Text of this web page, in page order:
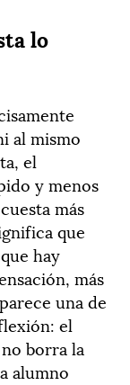
lo
al mismo
el
y menos
más
que
hay
más
una de
el
borra la
alumno